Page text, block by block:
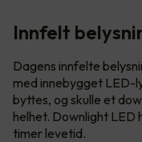
Innfelt
Dagens innfelte
med innebygget LED-
byttes, og skulle et
helhet. Downlight
timer levetid.